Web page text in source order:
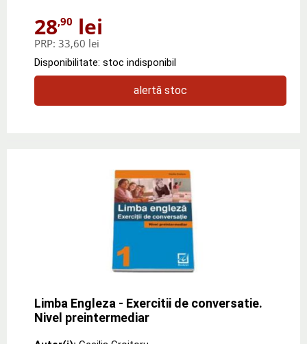
28,90 lei
PRP: 33,60 lei
Disponibilitate: stoc indisponibil
alertă stoc
Limba Engleza - Exercitii de conversatie.
Nivel preintermediar